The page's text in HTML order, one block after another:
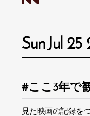
Sun Jul 25
ここ3年で
見た映画の記録を